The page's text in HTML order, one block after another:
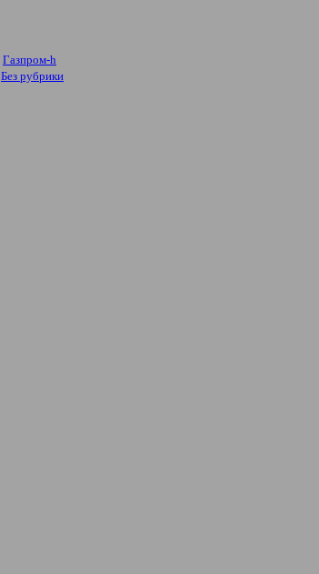
Газпром-h
Без рубрики